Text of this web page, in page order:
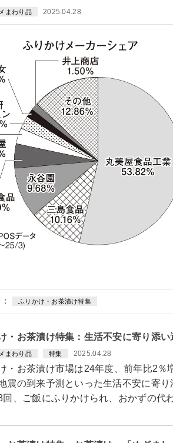
まわり品 2025.04.28
ふりかけ・お茶漬け特集
・お茶漬け特集：生活不安に寄り添い
まわり品 特集 2025.04.28
・お茶漬け市場は24年度、前年比2％
震の到来予測といった生活不安に寄
回、ご飯にふりかけられ、おかずの